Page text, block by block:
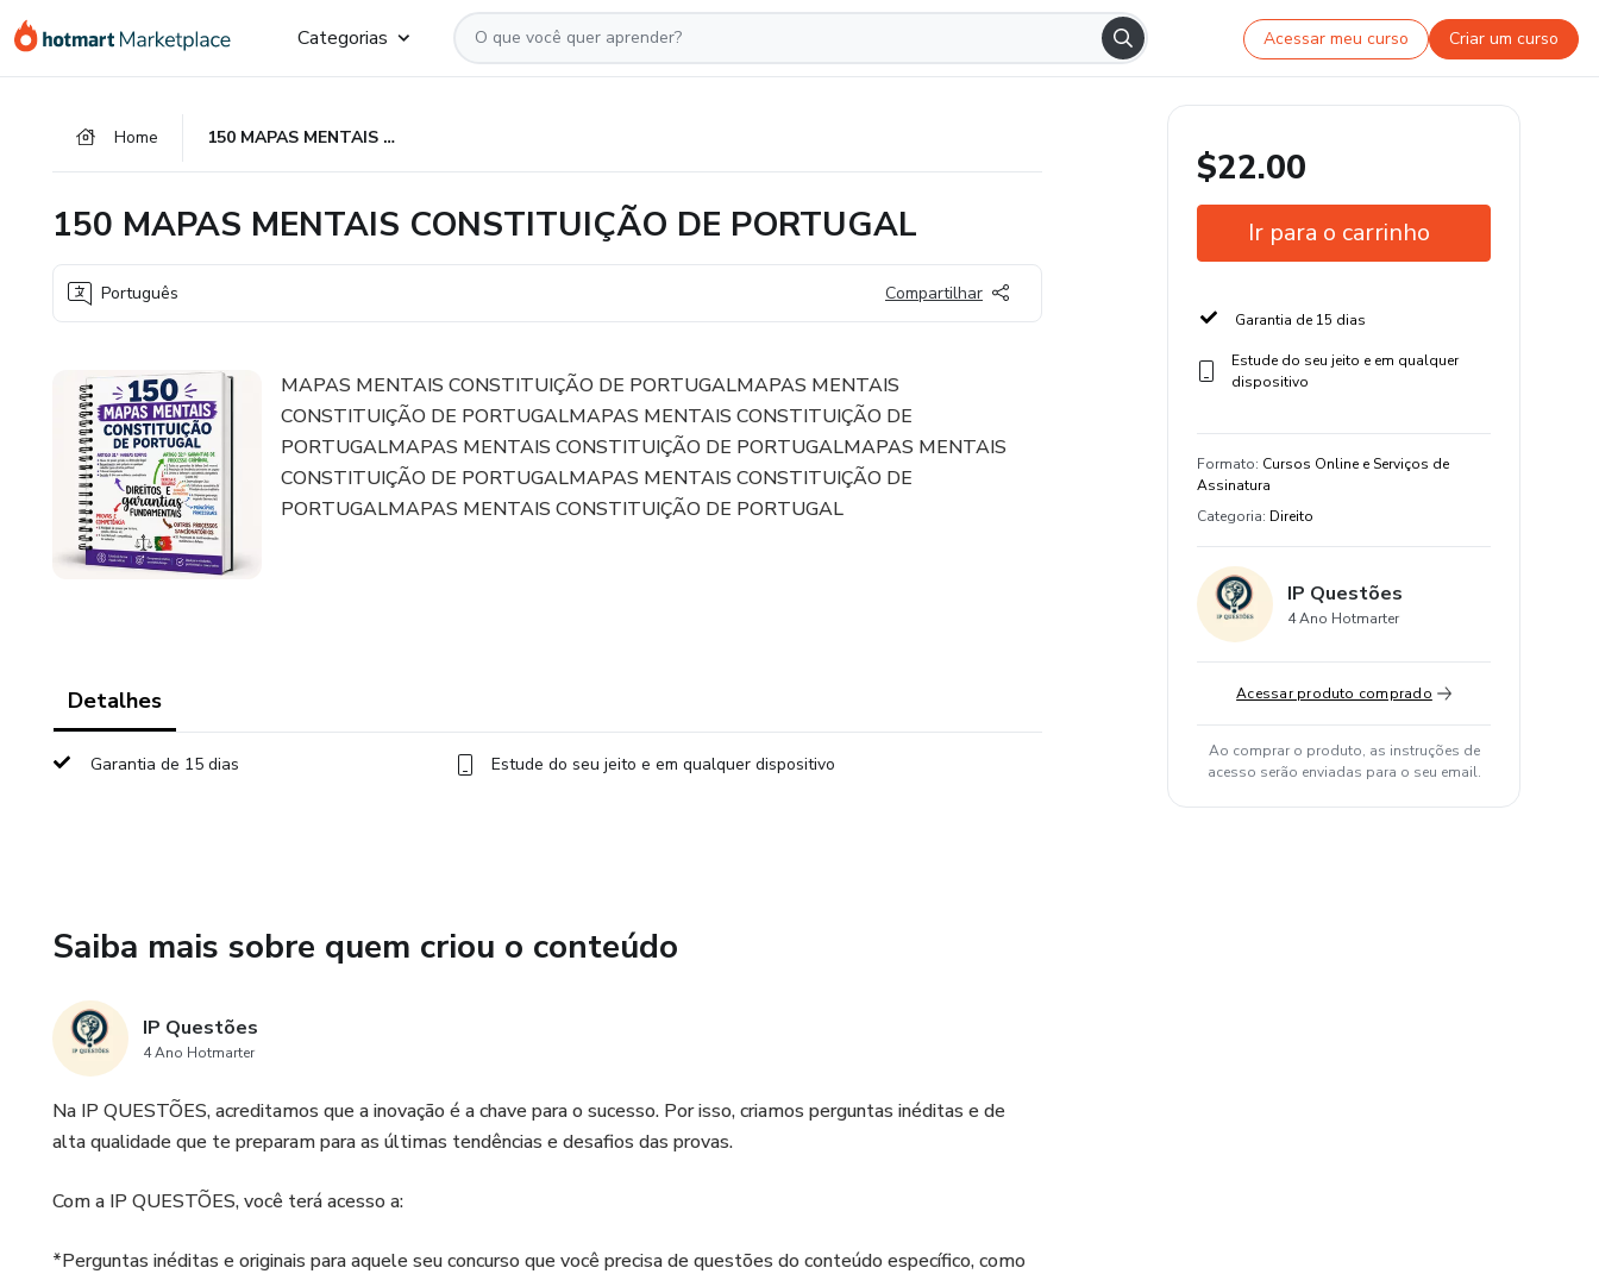
para
para
para
Categorias Acessar meu curso Criar um curso
Home 150 MAPAS MENTAIS CONSTITUIÇÃO DE PORTUGAL
150 MAPAS MENTAIS CONSTITUIÇÃO DE PORTUGAL
Português Compartilhar
MAPAS MENTAIS CONSTITUIÇÃO DE PORTUGALMAPAS MENTAIS
CONSTITUIÇÃO DE PORTUGALMAPAS MENTAIS CONSTITUIÇÃO DE
PORTUGALMAPAS MENTAIS CONSTITUIÇÃO DE PORTUGALMAPAS MENTAIS
CONSTITUIÇÃO DE PORTUGALMAPAS MENTAIS CONSTITUIÇÃO DE
PORTUGALMAPAS MENTAIS CONSTITUIÇÃO DE PORTUGAL
Detalhes
Garantia de 15 dias Estude do seu jeito e em qualquer dispositivo
Saiba mais sobre quem criou o conteúdo
IP Questões
4 Ano Hotmarter
Na IP QUESTÕES, acreditamos que a inovação é a chave para o sucesso. Por isso, criamos perguntas inéditas e de
alta qualidade que te preparam para as últimas tendências e desafios das provas.
Com a IP QUESTÕES, você terá acesso a:
*Perguntas inéditas e originais para aquele seu concurso que você precisa de questões do conteúdo específico, como
$22.00
Ir para o carrinho
Garantia de 15 dias
Estude do seu jeito e em qualquer
dispositivo
Formato: Cursos Online e Serviços de
Assinatura
Categoria: Direito
IP Questões
4 Ano Hotmarter
Acessar produto comprado
Ao comprar o produto, as instruções de
acesso serão enviadas para o seu email.